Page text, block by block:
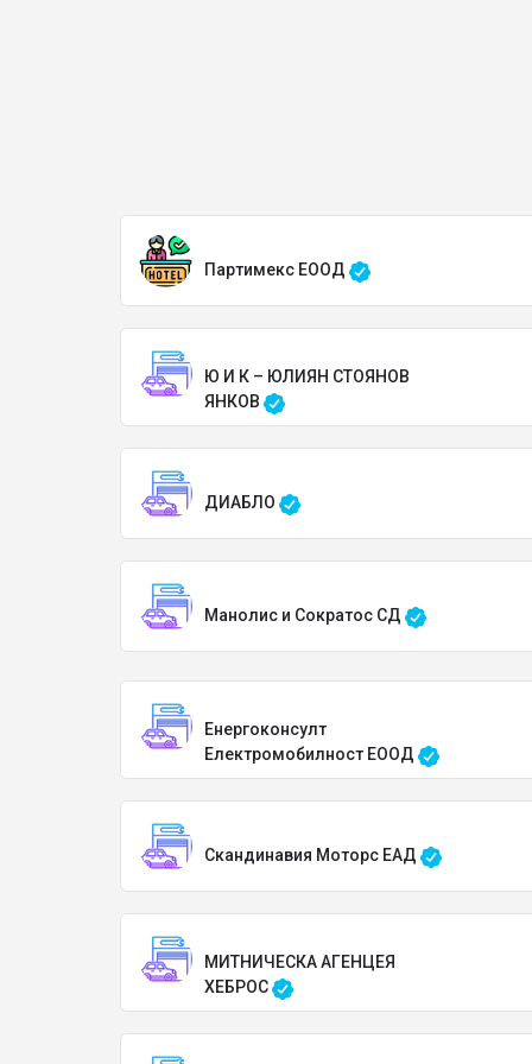
Партимекс ЕООД
Ю И К – ЮЛИЯН СТОЯНОВ
ЯНКОВ
ДИАБЛО
Манолис и Сократос СД
Енергоконсулт
Електромобилност ЕООД
Скандинавия Моторс ЕАД
МИТНИЧЕСКА АГЕНЦЕЯ
ХЕБРОС